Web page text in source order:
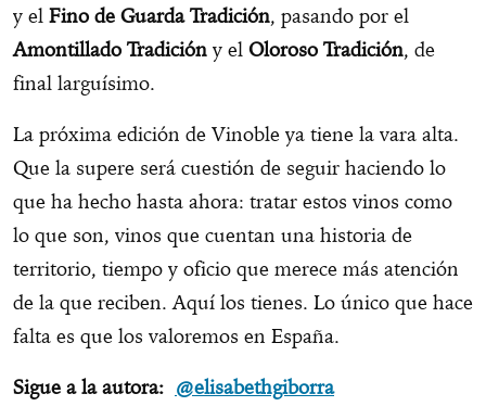
y el Fino de Guarda Tradición, pasando por el
Amontillado Tradición y el Oloroso Tradición, de
final larguísimo.
La próxima edición de Vinoble ya tiene la vara alta.
Que la supere será cuestión de seguir haciendo lo
que ha hecho hasta ahora: tratar estos vinos como
lo que son, vinos que cuentan una historia de
territorio, tiempo y oficio que merece más atención
de la que reciben. Aquí los tienes. Lo único que hace
falta es que los valoremos en España.
Sigue a la autora: @elisabethgiborra